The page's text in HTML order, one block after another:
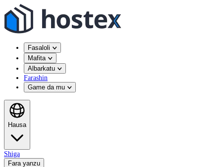
Fasaloli
Mafita
Albarkatu
Farashin
Game da mu
Hausa
Shiga
Fara yanzu